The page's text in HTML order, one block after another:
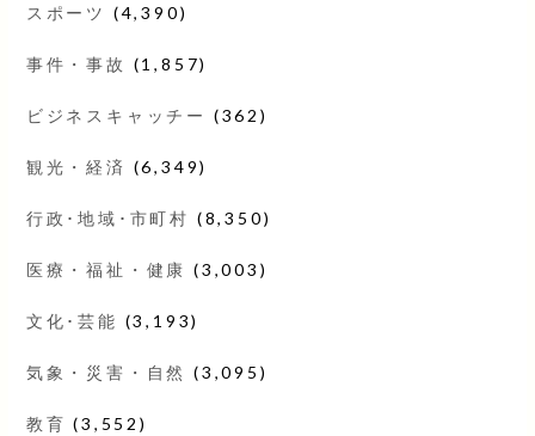
スポーツ (4,390)
事件・事故 (1,857)
ビジネスキャッチー (362)
観光・経済 (6,349)
行政･地域･市町村 (8,350)
医療・福祉・健康 (3,003)
文化･芸能 (3,193)
気象・災害・自然 (3,095)
教育 (3,552)